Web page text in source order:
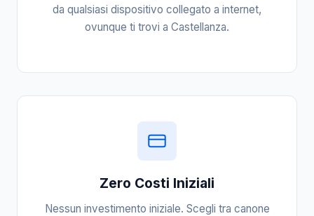
da qualsiasi dispositivo collegato a internet,
ovunque ti trovi a Castellanza.
Zero Costi Iniziali
Nessun investimento iniziale. Scegli tra canone